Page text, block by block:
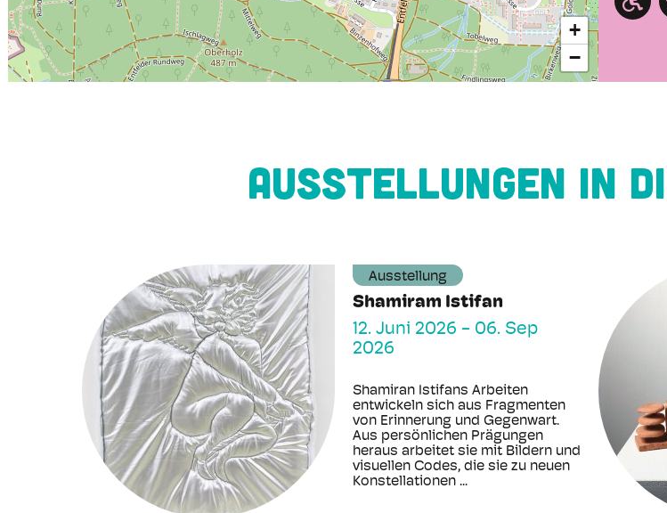
+
−
Ausstellungen in
Ausstellung
Shamiram Istifan
12. Juni 2026 - 06. Sep
2026
Shamiran Istifans Arbeiten
entwickeln sich aus Fragmenten
von Erinnerung und Gegenwart.
Aus persönlichen Prägungen
heraus arbeitet sie mit Bildern und
visuellen Codes, die sie zu neuen
Konstellationen ...